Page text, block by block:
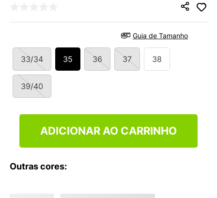
Guia de Tamanho
33/34 35 36 37 38
39/40
ADICIONAR AO CARRINHO
Outras cores:
10º NEW 530